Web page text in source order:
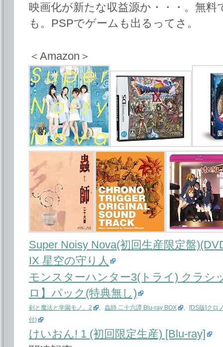
映画化が新たな収益源か・・・。無
も。PSPでゲームも出るってさ。
＜Amazon＞
Super Noisy Nova(初回生産限定盤
IX 星空の守り人
モンスターハンター3(トライ) クラシ
ロ】パック(特典無し)
剣と魔法と学園モノ。2 、 蟲師 二十六譚 Blu-ray BOX 、
[DS版]クロ
付)
けいおん! 1 (初回限定生産) [Blu-ray]